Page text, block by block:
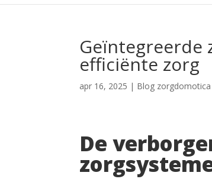
Geïntegreerde
efficiënte zorg
apr 16, 2025 | Blog zorgdomotica
De